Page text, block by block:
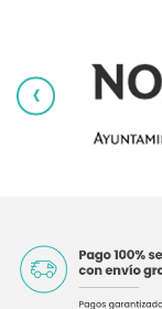
‹